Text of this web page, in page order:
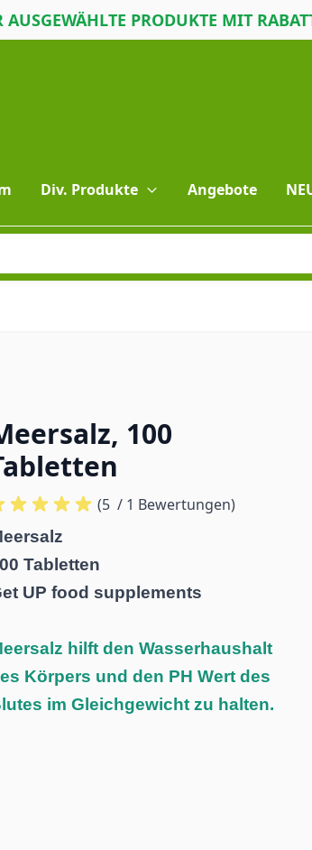
AUSGEWÄHLTE PRODUKTE MIT
Div. Produkte Angebote
100
(5/ 1 Bewertungen)
Tabletten
UP food supplements
hilft den Wasserhaushalt
Körpers und den PH Wert des
im Gleichgewicht zu halten.